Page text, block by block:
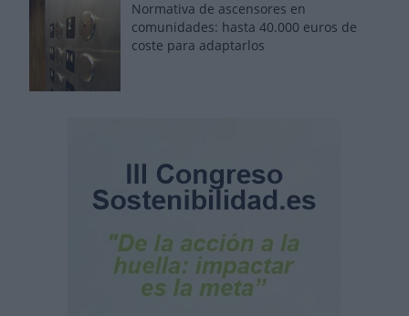
Normativa de ascensores en
comunidades: hasta 40.000 euros de
coste para adaptarlos